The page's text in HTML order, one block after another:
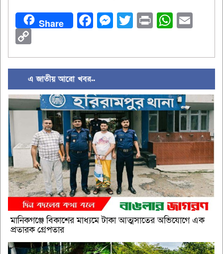
Share Facebook
Messenger
Twitter
Print
Link
এ জাতীয় আরো খবর..
মানিকগঞ্জে বিকাশের মাধ্যমে টাকা আত্মসাতের অভিযোগে এক
প্রতারক গ্রেপতার